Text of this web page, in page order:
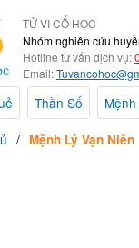
TỬ VI CỔ HỌC
Nhóm nghiên cứu
Hotline tư vấn dịch vụ:
Email:
Thần Số
Mệnh Lý Vạn Niên